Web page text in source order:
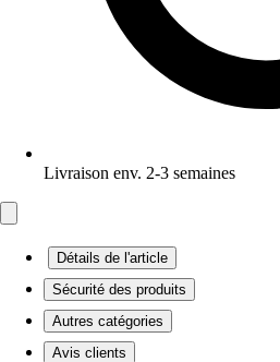
Livraison env. 2-3 semaines
Détails de l'article
Sécurité des produits
Autres catégories
Avis clients